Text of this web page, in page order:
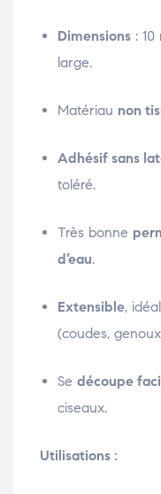
Dimensions :
large.
Matériau non
Adhésif sans
toléré.
Très bonne
d’eau.
Extensible,
(coudes,
Se découpe
ciseaux.
Utilisations :